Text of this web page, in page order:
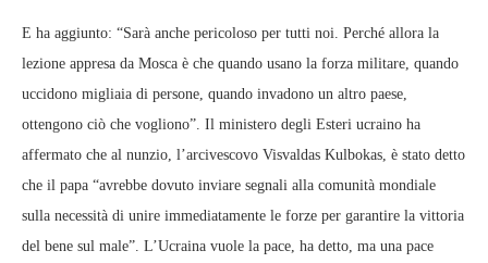
E ha aggiunto: “Sarà anche pericoloso per tutti noi. Perché allora la
lezione appresa da Mosca è che quando usano la forza militare, quando
uccidono migliaia di persone, quando invadono un altro paese,
ottengono ciò che vogliono”. Il ministero degli Esteri ucraino ha
affermato che al nunzio, l’arcivescovo Visvaldas Kulbokas, è stato detto
che il papa “avrebbe dovuto inviare segnali alla comunità mondiale
sulla necessità di unire immediatamente le forze per garantire la vittoria
del bene sul male”. L’Ucraina vuole la pace, ha detto, ma una pace